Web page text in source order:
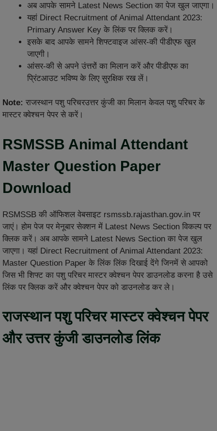
अब आपके सामने Latest News Section का पेज खुल जाएगा।
यहां Direct Recruitment of Animal Attendant 2023:
Primary Answer Key के लिंक पर क्लिक करें।
इसके बाद आपके सामने शिफ्टवाइज आंसर-की पीडीएफ खुल
जाएगी।
आंसर-की से अपने उंत्तरों का मिलान करें और पीडीएफ का
प्रिंटआउट भविष्य के लिए सुरक्षिक रख लें।
Note: राजस्थान पशु परिचरउत्तर कुंजी का मिलान केवल पशु परिचर के
मास्टर क्वेश्चन पेपर से करें।
RSMSSB Animal Attendant
Master Question Paper
Download
RSMSSB की ऑफिशल वेबसाइट rsmssb.rajasthan.gov.in पर
जाएं। होम पेज पर मेनूबार सेक्शन में Latest News Section विकल्प पर
क्लिक करें। अब आपके सामने Latest News Section का पेज खुल
जाएगा। यहां Direct Recruitment of Animal Attendant 2023:
Master Question Paper के लिंक लिंक दिखाई देंगे जिनमें से आपको
जिस भी शिफ्ट का पशु परिचर मास्टर क्वेश्चन पेपर डाउनलोड करना है उसे
लिंक पर क्लिक करें और क्वेश्चन पेपर को डाउनलोड कर ले।
राजस्थान पशु परिचर मास्टर क्वेश्चन पेपर
और उत्तर कुंजी डाउनलोड लिंक